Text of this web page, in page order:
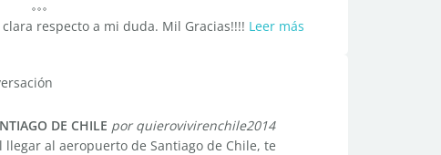
respecto a mi duda. Mil Gracias!!!! Leer más
DE CHILE por quierovivirenchile2014
al aeropuerto de Santiago de Chile, te